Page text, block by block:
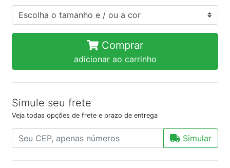
Comprar
adicionar ao carrinho
Simule seu frete
Veja todas opções de frete e prazo de entrega
Simular